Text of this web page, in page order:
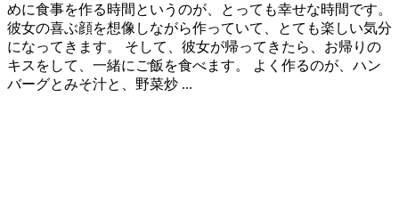
めに食事を作る時間というのが、とっても幸せな時間です。
彼女の喜ぶ顔を想像しながら作っていて、とても楽しい気分
になってきます。 そして、彼女が帰ってきたら、お帰りの
キスをして、一緒にご飯を食べます。 よく作るのが、ハン
バーグとみそ汁と、野菜炒 ...